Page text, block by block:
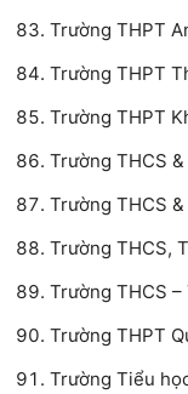
Trường THPT
Trường THPT
Trường THPT
Trường THCS
Trường THCS
Trường THCS,
Trường THCS –
Trường THPT
Trường Tiểu